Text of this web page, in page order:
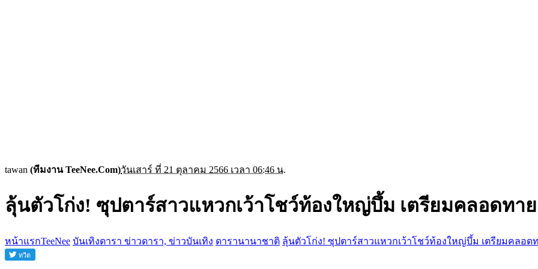
tawan (ทีมงาน TeeNee.Com)วันเสาร์ ที่ 21 ตุลาคม 2566 เวลา 06:46 น.
ลุ้นตัวโก่ง! ซุปตาร์สาวแหวกเว้าโชว์ท้องใหญ่บึ้ม เตรียมคลอดทา
หน้าแรกTeeNee บันเทิงดารา ข่าวดารา, ข่าวบันเทิง ดารานานาชาติ ลุ้นตัวโก่ง! ซุปตาร์สาวแหวกเว้าโชว์ท้องใหญ่บึ้ม เตรียมคลอด